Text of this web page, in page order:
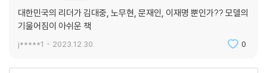
성공을 이끌어낸 카네기의 연설과 스피치 _292
말하기 필수 요소 _298
장, 팀장, 직원들의 열정과 단합이 수많은 갈등과 시련을 잘 극복하게 해줬
다. 2천4백 개에 달하는 언론사의 출입기자들도 관심과 이해, 때로는 날카
로운 질문과 비판으로 긴장의 연속인 와중에도 소통이 오가는 성공적인 대
대한민국의 리더가 김대중, 노무현, 문재인, 이재명 뿐인가?? 모델의
기울어짐이 아쉬운 책
j*****1 2023.12.30. 0